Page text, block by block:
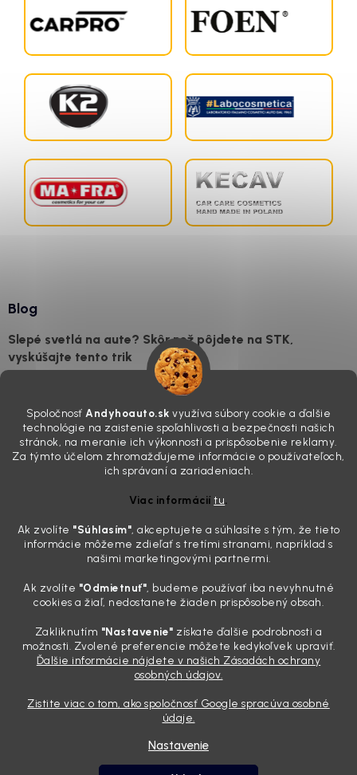
Spoločnosť Andyhoauto.sk využíva súbory cookie a ďalšie
technológie na zaistenie spoľahlivosti a bezpečnosti našich
stránok, na meranie ich výkonnosti a prispôsobenie reklamy.
Za týmto účelom zhromažďujeme informácie o používateľoch,
ich správaní a zariadeniach.
Viac informáciítu.
Ak zvolíte "Súhlasím", akceptujete a súhlasíte s tým, že tieto
informácie môžeme zdieľať s tretími stranami, napríklad s
našimi marketingovými partnermi.
Ak zvolíte "Odmietnuť", budeme používať iba nevyhnutné
cookies a žiaľ, nedostanete žiaden prispôsobený obsah.
Zakliknutím "Nastavenie" získate ďalšie podrobnosti a
možnosti. Zvolené preferencie môžete kedykoľvek upraviť.
Ďalšie informácie nájdete v našich Zásadách ochrany
osobných údajov.
Zistite viac o tom, ako spoločnosť Google spracúva osobné
údaje.
Nastavenie
Blog
Slepé svetlá na aute? Skôr než pôjdete na STK,
vyskúšajte tento trik
skutočnosti je? Často za to môžu práve „slepé“ svetlomety. Ten
mliečny, drsný povrch nie je len estetická vada. Keď slnko a soľ urobia
svoje, plexisklo začne svetlo rozptyľovať namiesto to...
Zabudnite na handru. Ak chcete mať auto naozaj čisté,
Poznáte ten moment. Vonku svieti slnko, vy sedíte v čerstvo
„upratanom“ aute, no pri pohľade na palubnú dosku vás ide poraziť. V
mriežkach ventilácie, okolo tlačidiel a v švíkoch sedačiek na vás stále
drzo pozerá prach. Handra ani vysávač tam jednodu...
Detailing nemusí stáť výplatu: 5 kúskov autokozmetiky,
31.7.2026
Sobotné ráno, káva v ruke a pred vami zaprášená kapota. Pre
niekoho nuda, pre nás najlepší relax. Lenže keď si v košíku spočítate
pokaziť náladu. Dobrá správa je, že aj profi výbava ...
Vytvoril Shoptet